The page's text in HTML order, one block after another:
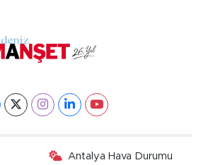
Antalya Hava Durumu